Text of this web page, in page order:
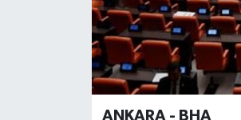
ANKARA - BHA